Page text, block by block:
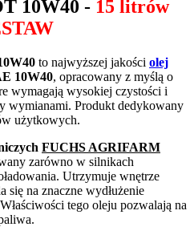
10W40 - 15 litrów
to najwyższej jakości olej
10W40, opracowany z myślą o
wymagają wysokiej czystości i
wymianami. Produkt dedykowany
użytkowych.
FUCHS AGRIFARM
zarówno w silnikach
Utrzymuje wnętrze
się na znaczne wydłużenie
tego oleju pozwalają na